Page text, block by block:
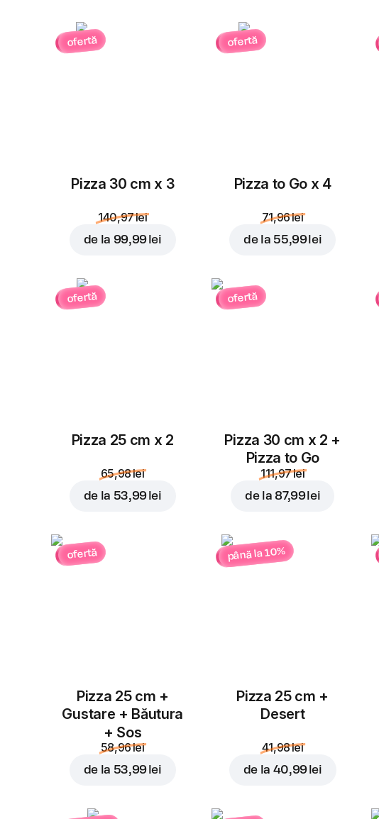
ofertă
Pizza 30 cm x 3
140,97 lei
de la 99,99 lei
ofertă
Pizza to Go x 4
71,96 lei
de la 55,99 lei
ofertă
Pizza 25 cm x 2
65,98 lei
de la 53,99 lei
ofertă
Pizza 30 cm x 2 +
Pizza to Go
111,97 lei
de la 87,99 lei
ofertă
Pizza 25 cm +
Gustare + Băutura
+ Sos
58,96 lei
de la 53,99 lei
până la 10%
Pizza 25 cm +
Desert
41,98 lei
de la 40,99 lei